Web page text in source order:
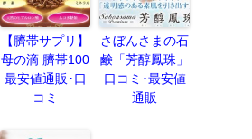
【臍帯サプリ】
母の滴 臍帯100
最安値通販･口
コミ
さぼんさまの石
鹸「芳醇鳳珠」
口コミ･最安値
通販